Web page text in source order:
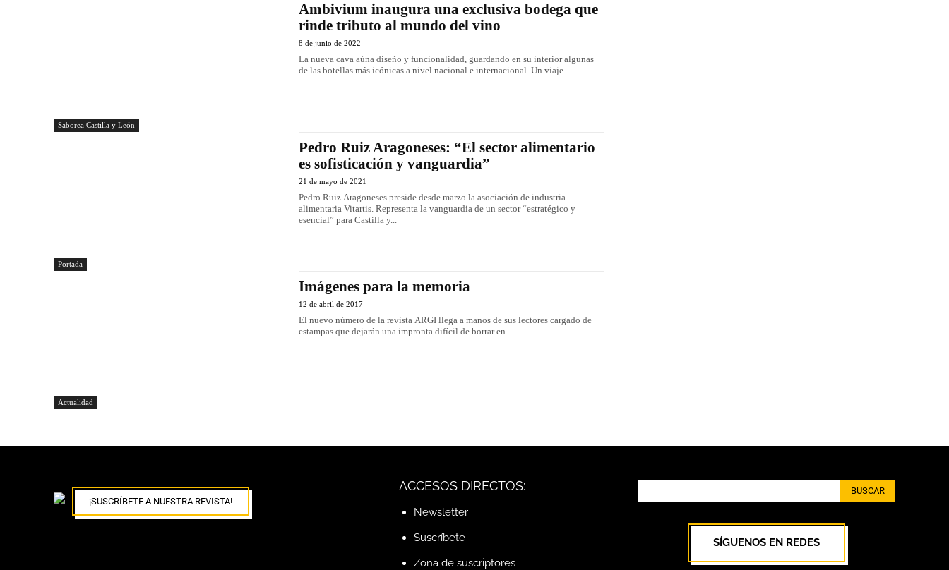
Saborea Castilla y León
Ambivium inaugura una exclusiva bodega que
rinde tributo al mundo del vino
8 de junio de 2022
La nueva cava aúna diseño y funcionalidad, guardando en su interior algunas
de las botellas más icónicas a nivel nacional e internacional. Un viaje...
Portada
Pedro Ruiz Aragoneses: “El sector alimentario
es sofisticación y vanguardia”
21 de mayo de 2021
Pedro Ruiz Aragoneses preside desde marzo la asociación de industria
alimentaria Vitartis. Representa la vanguardia de un sector “estratégico y
esencial” para Castilla y...
Actualidad
Imágenes para la memoria
12 de abril de 2017
El nuevo número de la revista ARGI llega a manos de sus lectores cargado de
estampas que dejarán una impronta difícil de borrar en...
¡SUSCRÍBETE A NUESTRA REVISTA!
ACCESOS DIRECTOS:
Newsletter
Suscríbete
Zona de suscriptores
BUSCAR
SÍGUENOS EN REDES